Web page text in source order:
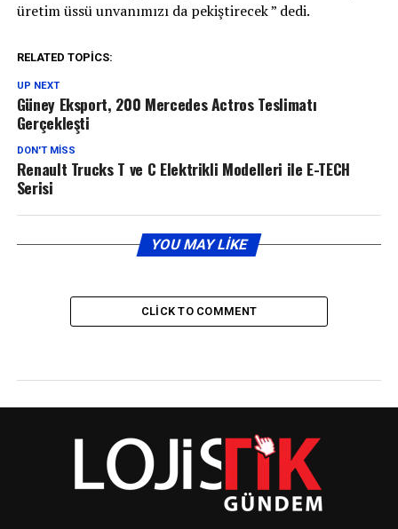
üretim üssü unvanımızı da pekiştirecek ” dedi.
RELATED TOPICS:
UP NEXT
Güney Eksport, 200 Mercedes Actros Teslimatı
Gerçekleşti
DON'T MISS
Renault Trucks T ve C Elektrikli Modelleri ile E-TECH
Serisi
YOU MAY LIKE
CLICK TO COMMENT